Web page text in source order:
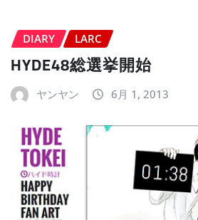
DIARY LARC
HYDE48総選挙開始
ヤンヤン 6月 1, 2013